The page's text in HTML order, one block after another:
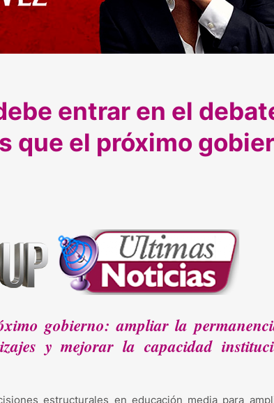
entrar en el
que el próximo
gobierno: ampliar la
y mejorar la capacidad
estructurales en educación media para